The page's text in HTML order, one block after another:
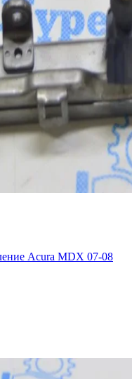
Acura MDX 07-08